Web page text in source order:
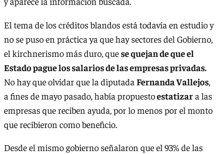
El tema de los créditos blandos está todavía en estudio y
no se puso en práctica ya que hay sectores del Gobierno,
el kirchnerismo más duro, quese quejan de que el
Estado pague los salarios de las empresas privadas.
No hay que olvidar que la diputada Fernanda Vallejos,
a fines de mayo pasado, había propuestoestatizara las
empresas que reciben ayuda, por lo menos por el monto
que recibieron como beneficio.
Desde el mismo gobierno señalaron que el 93% de las